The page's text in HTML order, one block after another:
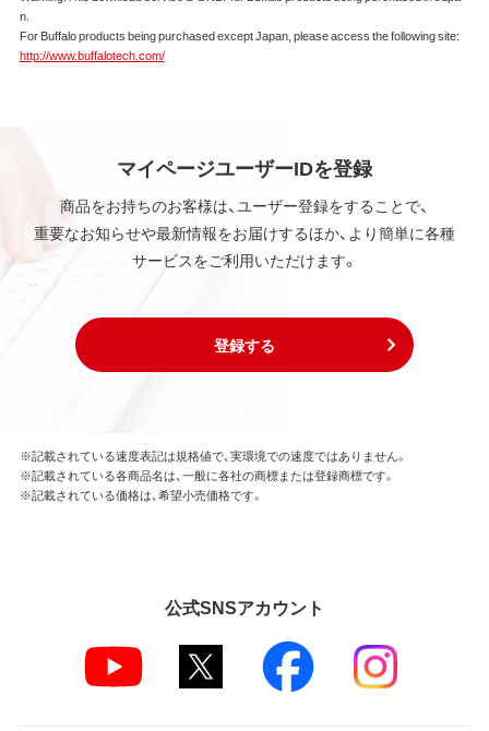
本ソフトウェアは、本契約に規定される条件のもとで
使用許諾するものであり、販売されるものではなく、
削除してはならないものとします。
第3条 使用制限
本ソフトウェアの用途は、購入商品またはその添付ソ
フトウェアとともに使用することのみとします。
り、逆アセンブル、逆コンパイル、リバースエンジニア
リング、その他の修正を本ソフトウェアに加えること
はできません。
第4条 保証
弊社は、データの消失、業務の中断、逸失利益、精神的
損害等を含め、本ソフトウェアの使用または使用不能
に起因する直接的、間接的、特別、偶発的、結果的、そ
の他いかなる損害にも、一切の責任を負いません。
n.
For Buffalo products being purchased except Japan, please access the following site:
http://www.buffalotech.com/
マイページユーザーIDを登録
商品をお持ちのお客様は、ユーザー登録をすることで、
重要なお知らせや最新情報をお届けするほか、より簡単に各種
サービスをご利用いただけます。
登録する
※記載されている速度表記は規格値で、実環境での速度ではありません。
※記載されている各商品名は、一般に各社の商標または登録商標です。
※記載されている価格は、希望小売価格です。
公式SNSアカウント